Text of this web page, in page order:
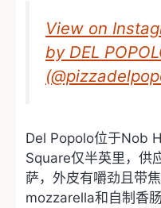
View on
by DEL
Del Popolo位于Nob
Square仅半英里，供
萨，外皮有嚼劲且带
mozzarella和自制香